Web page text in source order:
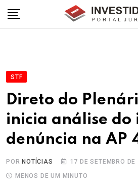
STF
Direto do
inicia análise do
denúncia na AP
POR NOTÍCIAS
17 DE SETEMBRO
MENOS DE UM MINUTO